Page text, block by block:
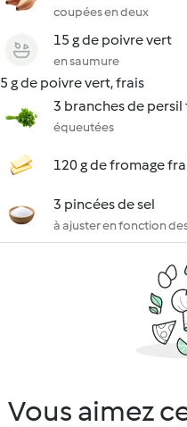
coupées en deux
15 g de poivre vert
en saumure
5 g de poivre vert, frais
3 branches de persil
équeutées
120 g de fromage
3 pincées de sel
à ajuster en fonction
Vous aimez